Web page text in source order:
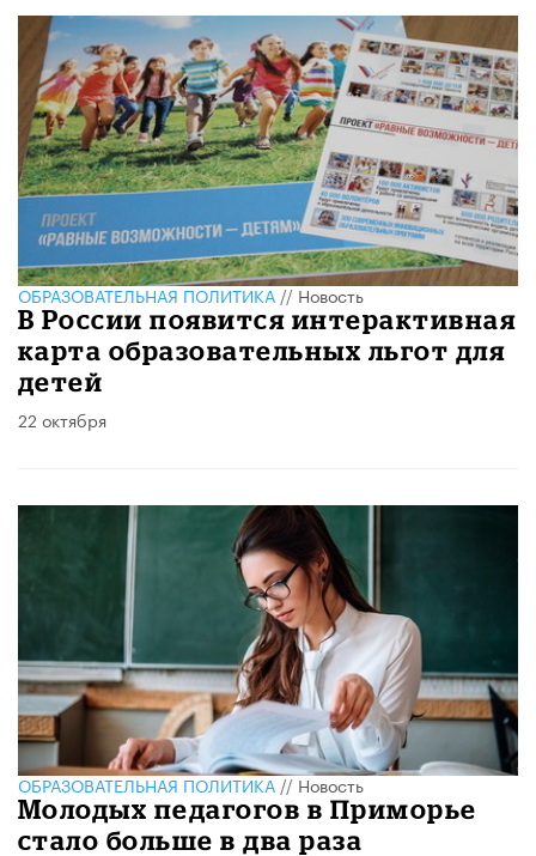
ОБРАЗОВАТЕЛЬНАЯ ПОЛИТИКА//Новость
В России появится интерактивная
карта образовательных льгот для
детей
22 октября
ОБРАЗОВАТЕЛЬНАЯ ПОЛИТИКА//Новость
Молодых педагогов в Приморье
стало больше в два раза